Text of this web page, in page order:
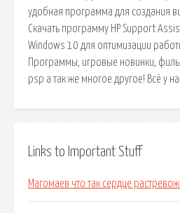
удобная программа для создания
Скачать программу HP Support
Windows 10 для оптимизации
Программы, игровые новинки,
psp а так же многое другое! Всё у
Links to Important Stuff
Магомаев что так сердце